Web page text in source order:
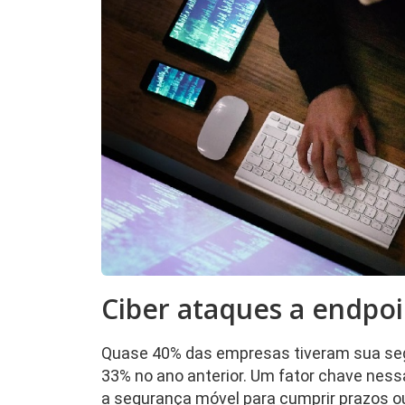
Ciber ataques a
Quase 40% das empresas tiveram sua
33% no ano anterior. Um fator chave
a segurança móvel para cumprir prazos